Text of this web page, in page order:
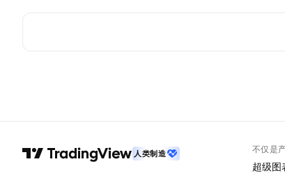
人类制造 不仅是
超级图